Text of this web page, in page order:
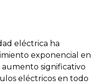
eléctrica ha
exponencial en
aumento significativo
eléctricos en todo